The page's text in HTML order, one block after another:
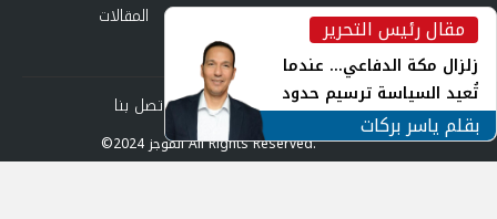
مقال رئيس التحرير
زلزال مكة الدفاعي... عندما
تُعيد السياسة ترسيم حدود
الأمن القومي العربي
بقلم ياسر بركات
صحة وجمال
عرب وعالم حوادث ومحاكم
المقالات
العدد الورقي
من نحن
سياسة الخصوصية اتصل بنا
©2024 الموجز All Rights Reserved.